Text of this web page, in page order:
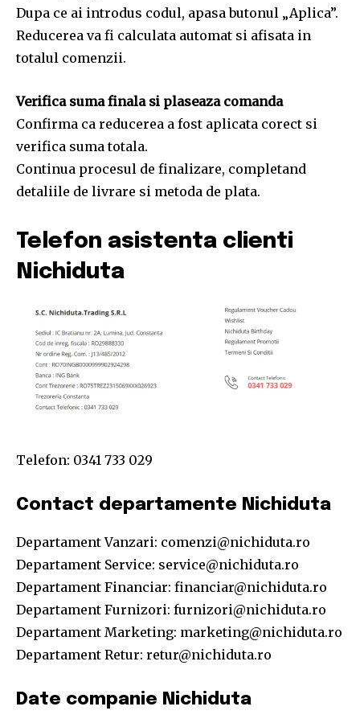
Dupa ce ai introdus codul, apasa butonul „Aplica”.
Reducerea va fi calculata automat si afisata in
totalul comenzii.
Verifica suma finala si plaseaza comanda
Confirma ca reducerea a fost aplicata corect si
verifica suma totala.
Continua procesul de finalizare, completand
detaliile de livrare si metoda de plata.
Telefon asistenta clienti
Nichiduta
Telefon: 0341 733 029
Contact departamente Nichiduta
Departament Vanzari: comenzi@nichiduta.ro
Departament Service: service@nichiduta.ro
Departament Financiar: financiar@nichiduta.ro
Departament Furnizori: furnizori@nichiduta.ro
Departament Marketing: marketing@nichiduta.ro
Departament Retur: retur@nichiduta.ro
Date companie Nichiduta